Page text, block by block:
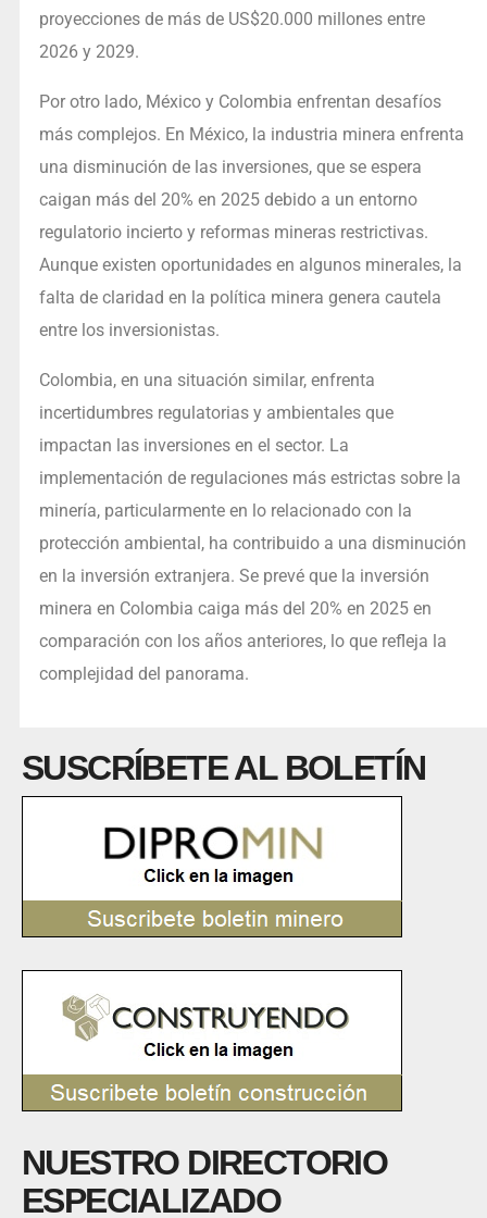
proyecciones de más de US$20.000 millones entre
2026 y 2029.
Por otro lado, México y Colombia enfrentan desafíos
más complejos. En México, la industria minera enfrenta
una disminución de las inversiones, que se espera
caigan más del 20% en 2025 debido a un entorno
regulatorio incierto y reformas mineras restrictivas.
Aunque existen oportunidades en algunos minerales, la
falta de claridad en la política minera genera cautela
entre los inversionistas.
Colombia, en una situación similar, enfrenta
incertidumbres regulatorias y ambientales que
impactan las inversiones en el sector. La
implementación de regulaciones más estrictas sobre la
minería, particularmente en lo relacionado con la
protección ambiental, ha contribuido a una disminución
en la inversión extranjera. Se prevé que la inversión
minera en Colombia caiga más del 20% en 2025 en
comparación con los años anteriores, lo que refleja la
complejidad del panorama.
SUSCRÍBETE AL BOLETÍN
NUESTRO DIRECTORIO
ESPECIALIZADO